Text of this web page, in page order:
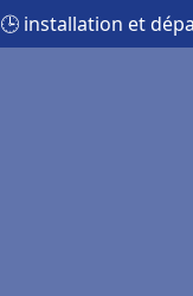
🕒 installation et